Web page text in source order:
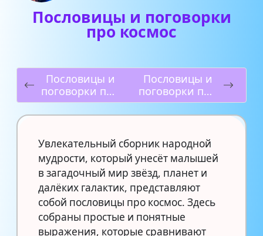
Пословицы и поговорки
про космос
Пословицы и
поговорки про
воробьев
Пословицы и
поговорки про
дураков
Увлекательный сборник народной
мудрости, который унесёт малышей
в загадочный мир звёзд, планет и
далёких галактик, представляют
собой пословицы про космос. Здесь
собраны простые и понятные
выражения, которые сравнивают